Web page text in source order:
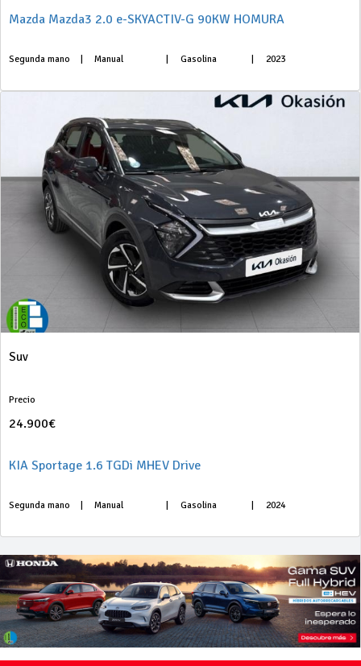
Mazda Mazda3 2.0 e-SKYACTIV-G 90KW HOMURA
Segunda mano Manual Gasolina 2023
Suv
Precio
24.900€
KIA Sportage 1.6 TGDi MHEV Drive
Segunda mano Manual Gasolina 2024